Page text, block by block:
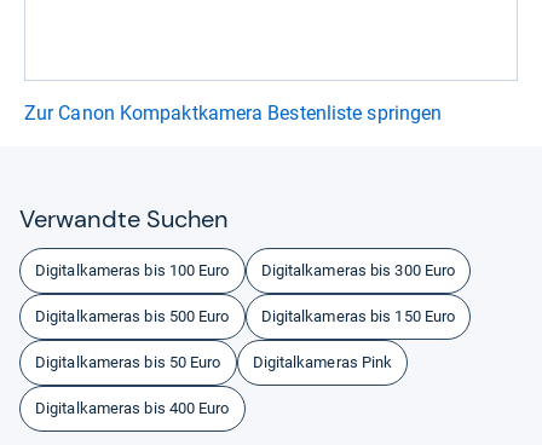
Zur Canon Kompaktkamera Bestenliste springen
Ver­wandte Suchen
Digitalkameras bis 100 Euro Digitalkameras bis 300 Euro
Digitalkameras bis 500 Euro Digitalkameras bis 150 Euro
Digitalkameras bis 50 Euro Digitalkameras Pink
Digitalkameras bis 400 Euro